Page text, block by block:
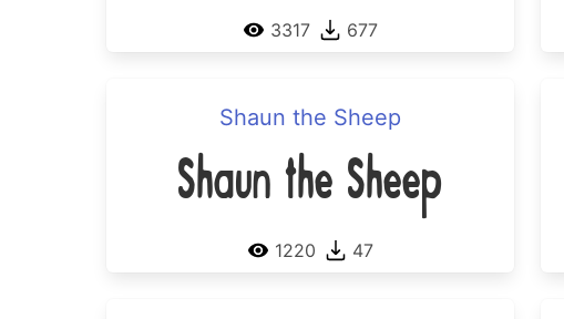
3317 677
Shaun the Sheep
Shaun the Sheep
1220 47